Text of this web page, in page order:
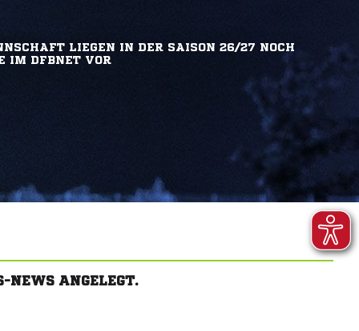
LIEGEN IN DER SAISON 26/27 NOCH
IM DFBNET VOR
NEWS ANGELEGT.